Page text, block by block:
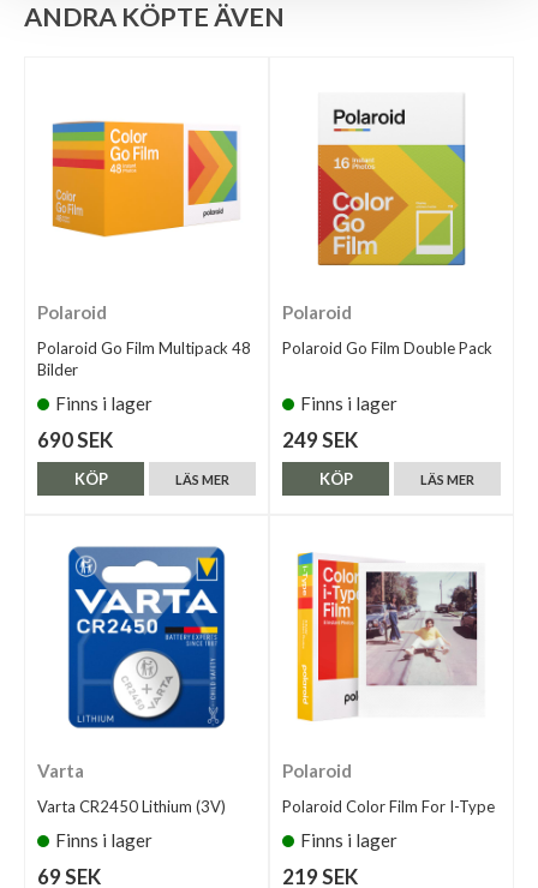
ANDRA KÖPTE ÄVEN
Polaroid
Polaroid Go Film Multipack 48
Bilder
Finns i lager
690 SEK
LÄS MER
KÖP
Polaroid
Polaroid Go Film Double Pack
Finns i lager
249 SEK
LÄS MER
KÖP
Varta
Varta CR2450 Lithium (3V)
Finns i lager
69 SEK
Polaroid
Polaroid Color Film For I-Type
Finns i lager
219 SEK